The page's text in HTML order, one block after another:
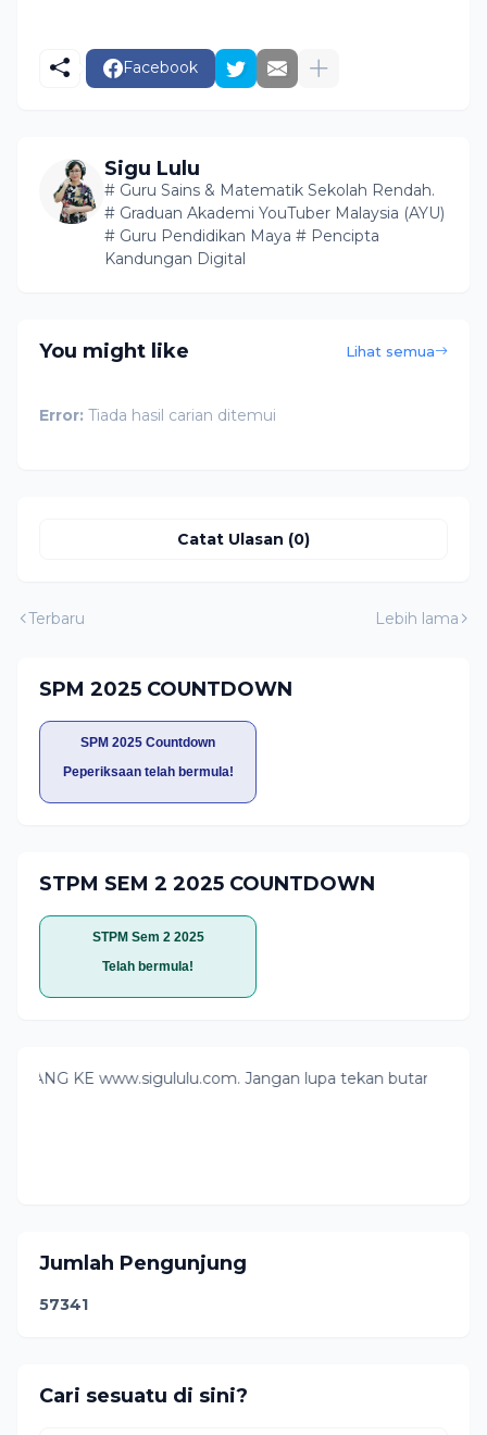
Facebook
Sigu Lulu
# Guru Sains & Matematik Sekolah Rendah.
# Graduan Akademi YouTuber Malaysia (AYU)
# Guru Pendidikan Maya # Pencipta
Kandungan Digital
You might like Lihat semua
Error: Tiada hasil carian ditemui
Catat Ulasan (0)
Terbaru Lebih lama
SPM 2025 COUNTDOWN
SPM 2025 Countdown
Peperiksaan telah bermula!
STPM SEM 2 2025 COUNTDOWN
STPM Sem 2 2025
Telah bermula!
KE www.sigululu.com. Jangan lupa tekan butang follow ya.
Jumlah Pengunjung
57341
Cari sesuatu di sini?